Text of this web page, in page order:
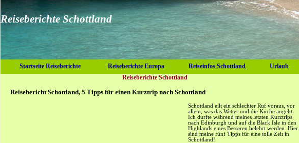
Reiseberichte Schottland
Startseite Reiseberichte Reiseberichte Europa Reiseinfos Schottland Urlaub
Reiseberichte Schottland
Reisebericht Schottland, 5 Tipps für einen Kurztrip nach Schottland
Schottland eilt ein schlechter Ruf voraus, vor
allem, was das Wetter und die Küche angeht.
Ich durfte während meines letzten Kurztrips
nach Edinburgh und auf die Black Isle in den
Highlands eines Besseren belehrt werden. Hier
sind meine fünf Tipps für eine tolle Zeit in
Schottland!